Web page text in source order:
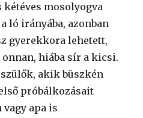
mosolyogva
ló irányába, azonban
gyerekkora lehetett,
hiába sír a kicsi.
akik büszkén
próbálkozásait
apa is